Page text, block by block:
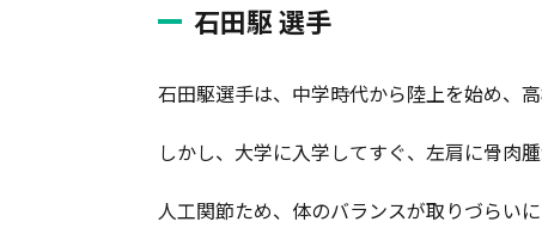
石田駆 選手
石田駆選手は、中学時代から陸上を始め、
しかし、大学に入学してすぐ、左肩に骨肉
人工関節ため、体のバランスが取りづらい